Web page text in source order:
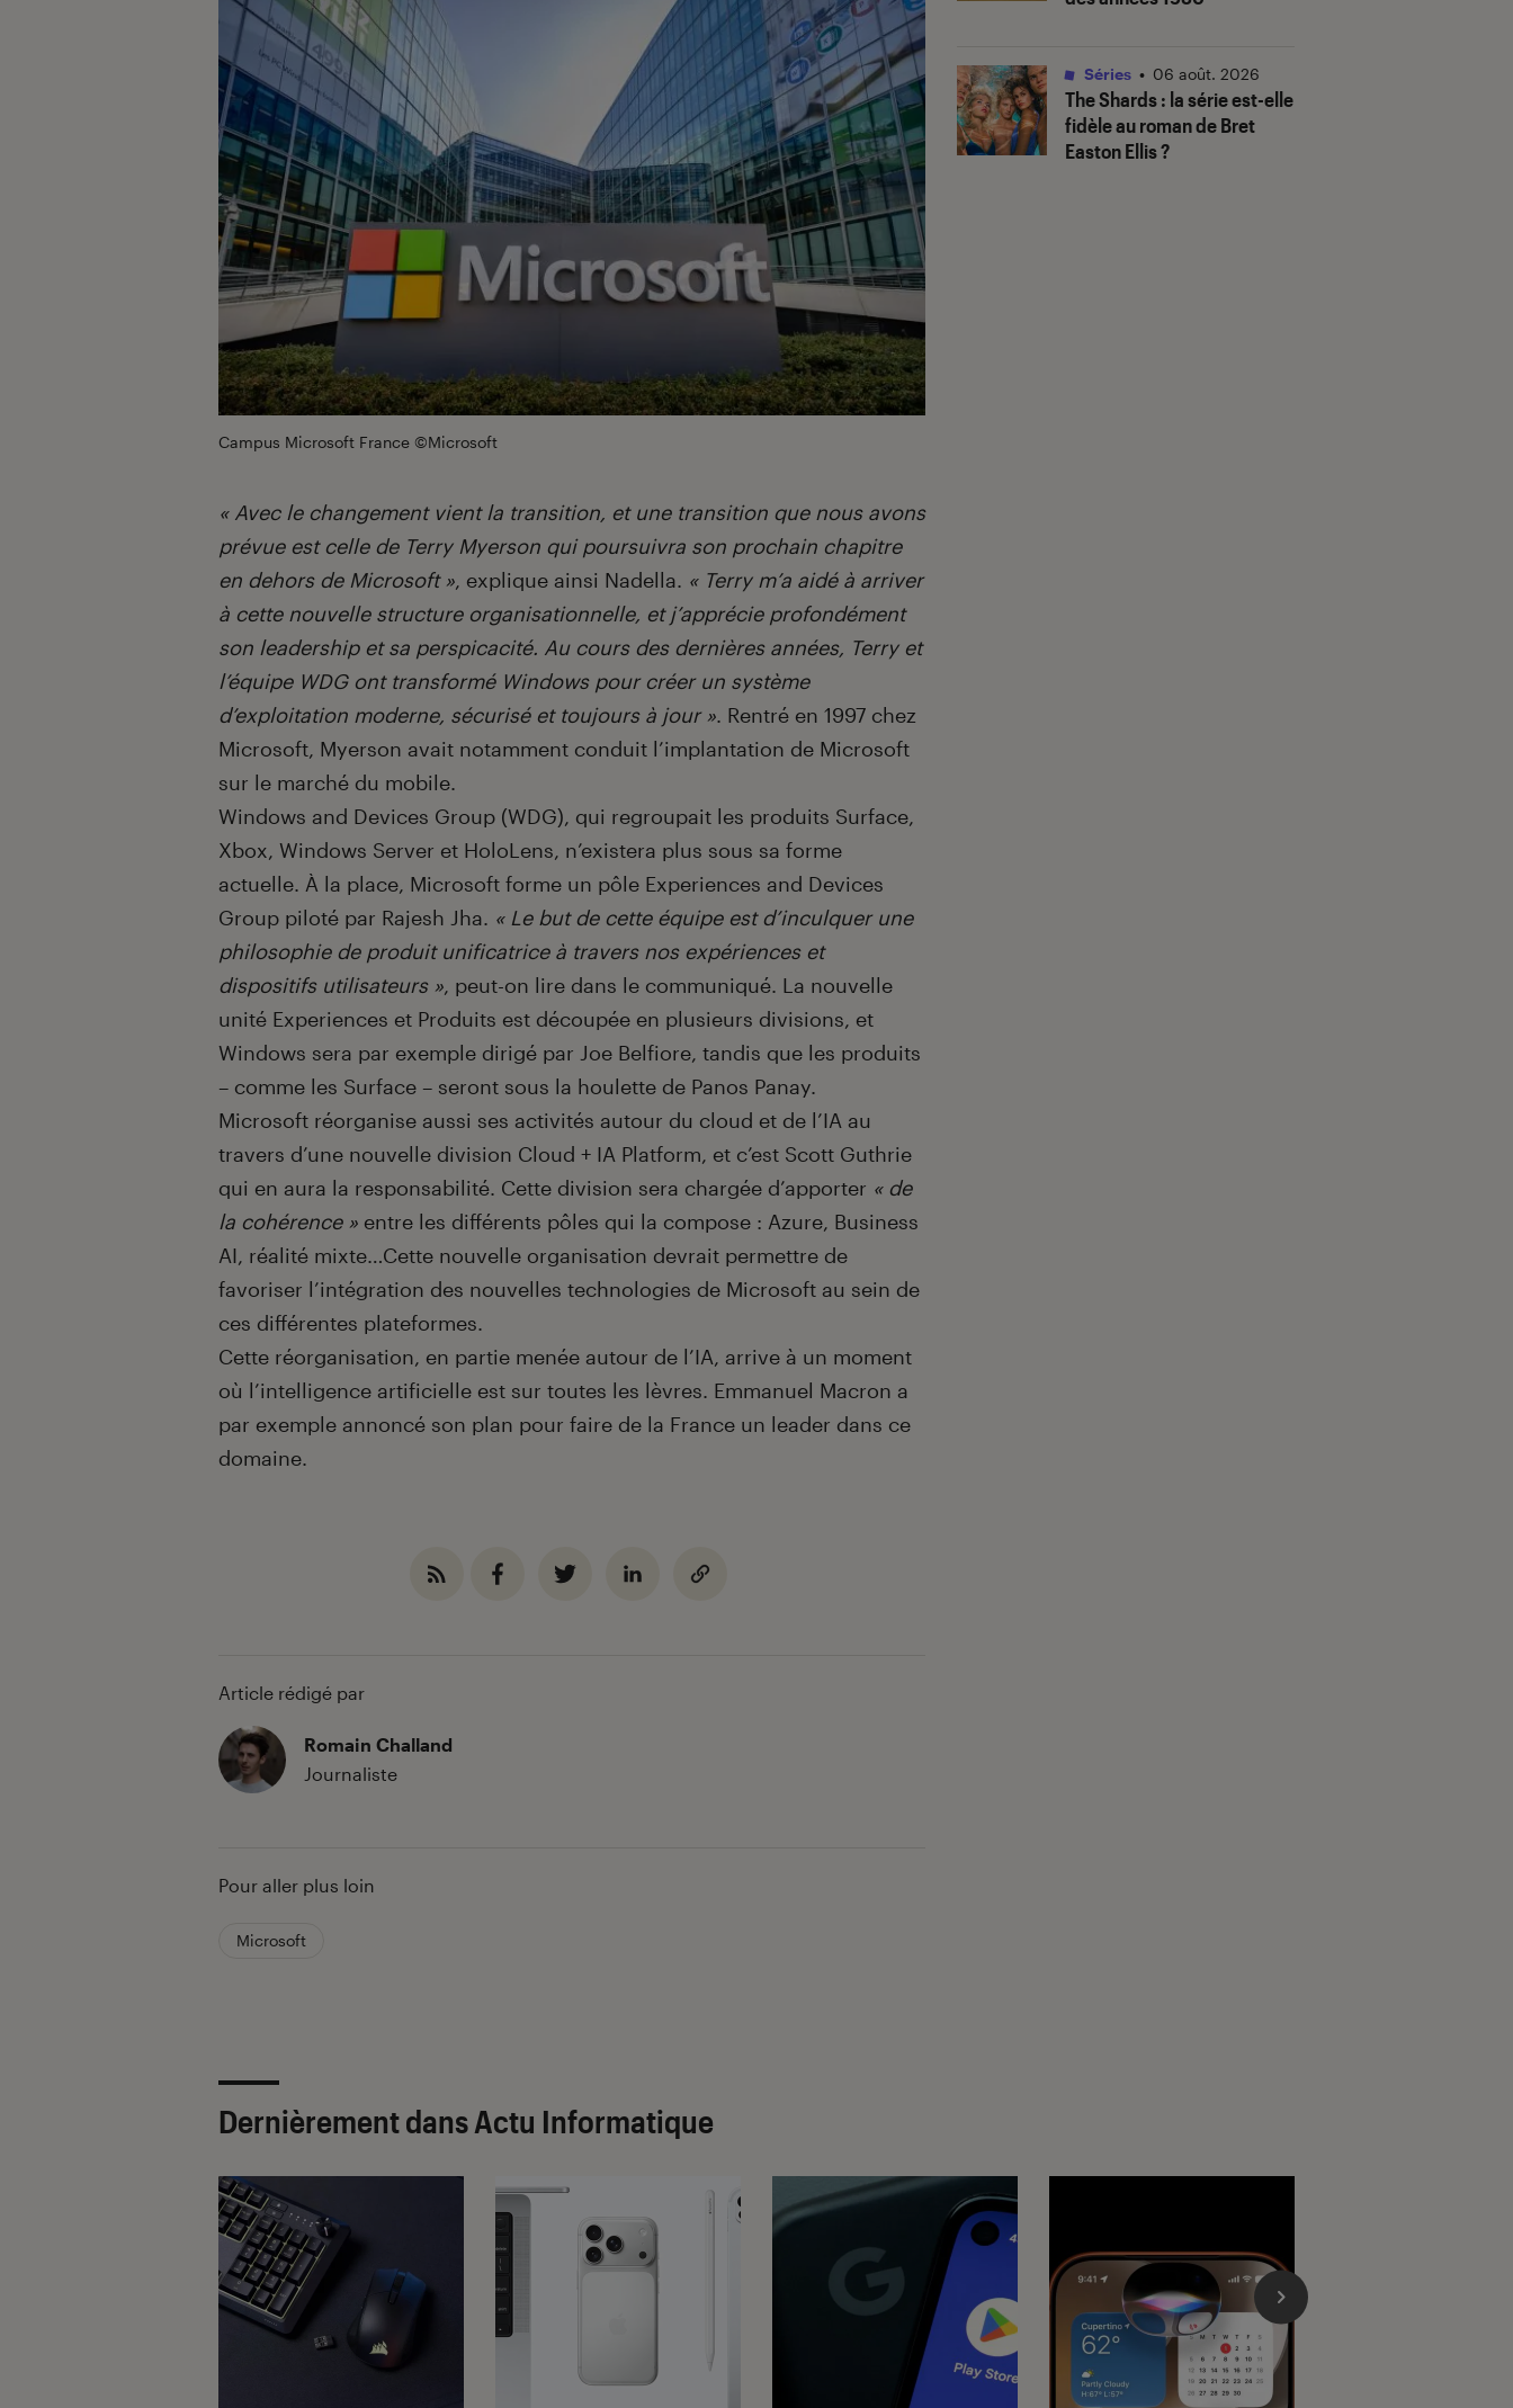
Campus Microsoft France ©Microsoft
« Avec le changement vient la transition, et une transition que nous avons
prévue est celle de Terry Myerson qui poursuivra son prochain chapitre
en dehors de Microsoft », explique ainsi Nadella. « Terry m’a aidé à arriver
à cette nouvelle structure organisationnelle, et j’apprécie profondément
son leadership et sa perspicacité. Au cours des dernières années, Terry et
l’équipe WDG ont transformé Windows pour créer un système
d’exploitation moderne, sécurisé et toujours à jour ». Rentré en 1997 chez
Microsoft, Myerson avait notamment conduit l’implantation de Microsoft
sur le marché du mobile.
Windows and Devices Group (WDG), qui regroupait les produits Surface,
Xbox, Windows Server et HoloLens, n’existera plus sous sa forme
actuelle. À la place, Microsoft forme un pôle Experiences and Devices
Group piloté par Rajesh Jha. « Le but de cette équipe est d’inculquer une
philosophie de produit unificatrice à travers nos expériences et
dispositifs utilisateurs », peut-on lire dans le communiqué. La nouvelle
unité Experiences et Produits est découpée en plusieurs divisions, et
Windows sera par exemple dirigé par Joe Belfiore, tandis que les produits
– comme les Surface – seront sous la houlette de Panos Panay.
Microsoft réorganise aussi ses activités autour du cloud et de l’IA au
travers d’une nouvelle division Cloud + IA Platform, et c’est Scott Guthrie
qui en aura la responsabilité. Cette division sera chargée d’apporter « de
la cohérence » entre les différents pôles qui la compose : Azure, Business
AI, réalité mixte…Cette nouvelle organisation devrait permettre de
favoriser l’intégration des nouvelles technologies de Microsoft au sein de
ces différentes plateformes.
Cette réorganisation, en partie menée autour de l’IA, arrive à un moment
où l’intelligence artificielle est sur toutes les lèvres. Emmanuel Macron a
par exemple annoncé son plan pour faire de la France un leader dans ce
domaine.
Article rédigé par
Romain Challand
Journaliste
Pour aller plus loin
Microsoft
The Shards: la série est-elle
fidèle au roman de Bret
Easton Ellis ?
Séries • 06 août. 2026
Dernièrement dans Actu Informatique